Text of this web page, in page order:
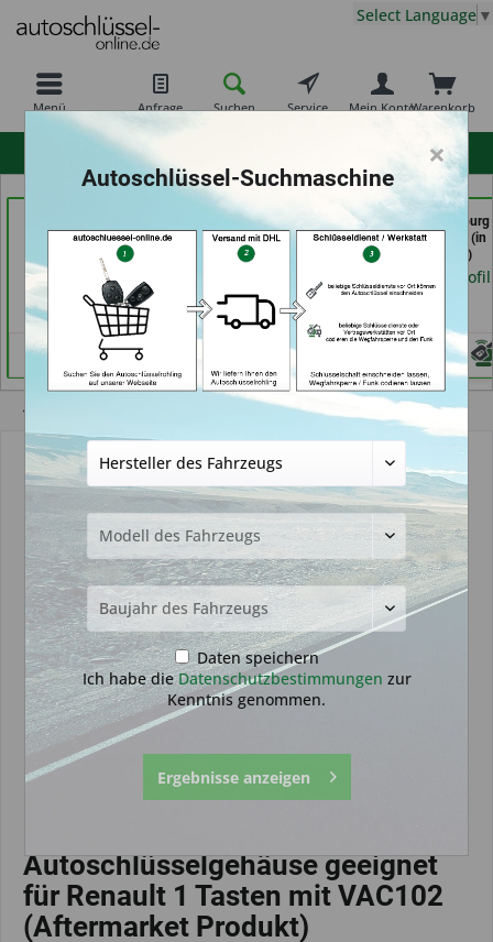
Menü Anfrage Suchen Service Warenkorb
Mein Konto
Select Language ▼
Zimmermann (in
Würzburg)
Händlerprofil
Tayfun 2.0 GmbH (in
Fürth)
Händlerprofil
Carkeys Augsburg
ECU Service (in
Friedberg)
Händlerprofil
Autoschlüsselgehäuse und Zubehör
Autoschlüsselgehäuse geeignet
für Renault 1 Tasten mit VAC102
(Aftermarket Produkt)
×
Autoschlüssel-Suchmaschine
Daten speichern
Ich habe dieDatenschutzbestimmungen zur
Kenntnis genommen.
Ergebnisse anzeigen